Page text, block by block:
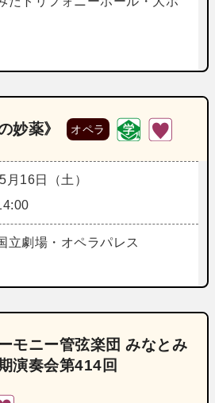
妙薬》 オペラ
月16日（土）
立劇場・オペラパレス
モニー管弦楽団 みなとみ
演奏会第414回